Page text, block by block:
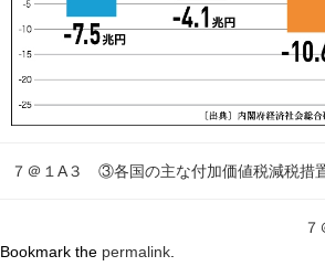
７＠１A３ ③各国の主な付加価値税減税措
Bookmark the permalink.